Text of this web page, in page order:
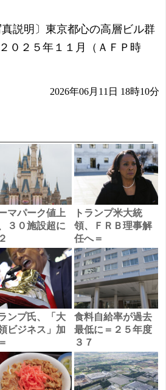
真説明〕東京都心の高層ビル群
０２５年１１月（ＡＦＰ時
2026年06月11日 18時10分
マパーク値上
３０施設超に
トランプ米大統
領、ＦＲＢ理事解
任へ＝
ンプ氏、「大
ビジネス」加
食料自給率が過去
最低に＝２５年度
３７